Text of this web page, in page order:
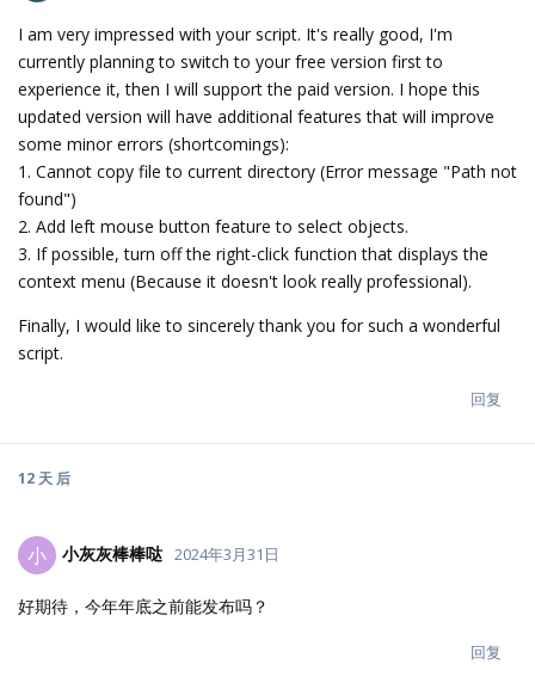
I am very impressed with your script. It's really good, I'm
currently planning to switch to your free version first to
experience it, then I will support the paid version. I hope this
updated version will have additional features that will improve
some minor errors (shortcomings):
1. Cannot copy file to current directory (Error message "Path not
found")
2. Add left mouse button feature to select objects.
3. If possible, turn off the right-click function that displays the
context menu (Because it doesn't look really professional).
Finally, I would like to sincerely thank you for such a wonderful
script.
回复
12 天 后
小 小灰灰棒棒哒 2024年3月31日
好期待，今年年底之前能发布吗？
回复